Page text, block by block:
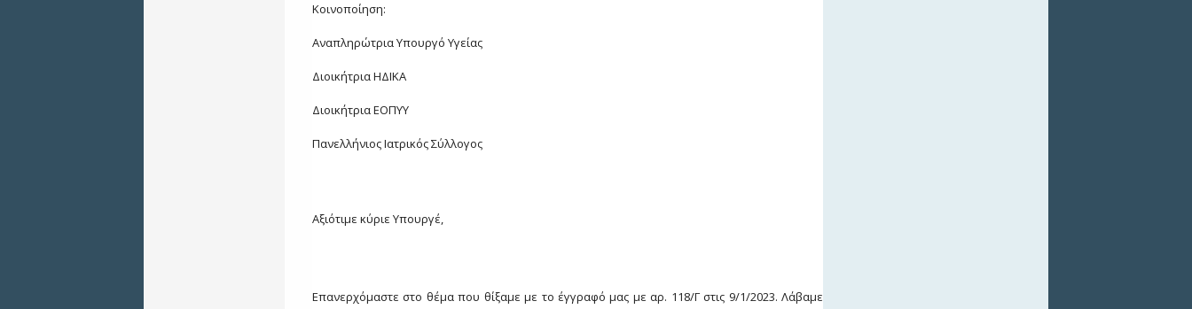
Κοινοποίηση:
Αναπληρώτρια Υπουργό Υγείας
Διοικήτρια ΗΔΙΚΑ
Διοικήτρια ΕΟΠΥΥ
Πανελλήνιος Ιατρικός Σύλλογος
Αξιότιμε κύριε Υπουργέ,
Επανερχόμαστε στο θέμα που θίξαμε με το έγγραφό μας με αρ. 118/Γ στις 9/1/2023. Λάβαμε